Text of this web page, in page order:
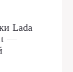
Lada
—